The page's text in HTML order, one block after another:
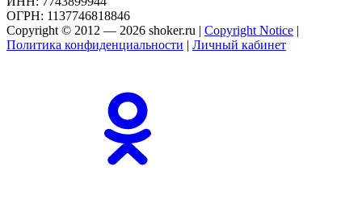
ОГРН: 1137746818846
Copyright © 2012 — 2026 shoker.ru | Copyright Notice |
Политика конфиденциальности | Личный кабинет